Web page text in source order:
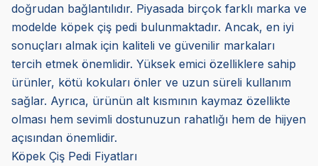
doğrudan bağlantılıdır. Piyasada birçok farklı marka ve
modelde köpek çiş pedi bulunmaktadır. Ancak, en iyi
sonuçları almak için kaliteli ve güvenilir markaları
tercih etmek önemlidir. Yüksek emici özelliklere sahip
ürünler, kötü kokuları önler ve uzun süreli kullanım
sağlar. Ayrıca, ürünün alt kısmının kaymaz özellikte
olması hem sevimli dostunuzun rahatlığı hem de hijyen
açısından önemlidir.
Köpek Çiş Pedi Fiyatları